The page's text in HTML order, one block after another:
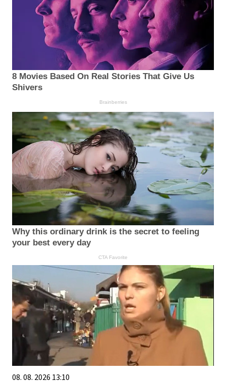
8 Movies Based On Real Stories That Give Us
Shivers
Brainberries
Why this ordinary drink is the secret to feeling
your best every day
CTA Favorite
08. 08. 2026 13:10